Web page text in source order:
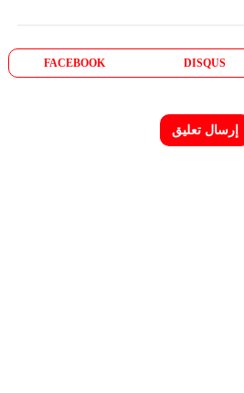
DISQUS
FACEBOOK
إرسال تعليق